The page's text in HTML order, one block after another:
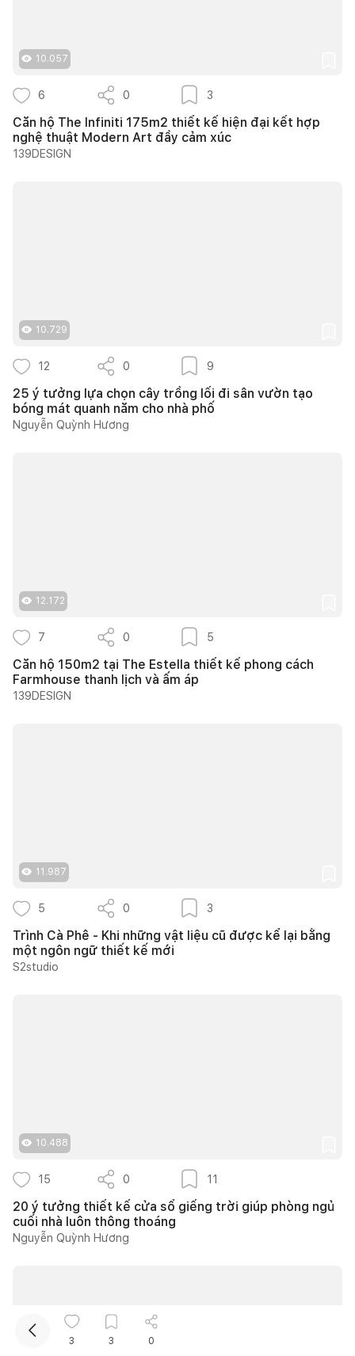
10.057
6 0 3
Căn hộ The Infiniti 175m2 thiết kế hiện đại kết hợp
nghệ thuật Modern Art đầy cảm xúc
139DESIGN
10.729
12 0 9
25 ý tưởng lựa chọn cây trồng lối đi sân vườn tạo
bóng mát quanh năm cho nhà phố
Nguyễn Quỳnh Hương
12.172
7 0 5
Căn hộ 150m2 tại The Estella thiết kế phong cách
Farmhouse thanh lịch và ấm áp
139DESIGN
11.987
5 0 3
Trình Cà Phê - Khi những vật liệu cũ được kể lại bằng
một ngôn ngữ thiết kế mới
S2studio
10.488
15 0 11
20 ý tưởng thiết kế cửa sổ giếng trời giúp phòng ngủ
cuối nhà luôn thông thoáng
Nguyễn Quỳnh Hương
3 3 0
Mua sắm hoàn thiện nhà